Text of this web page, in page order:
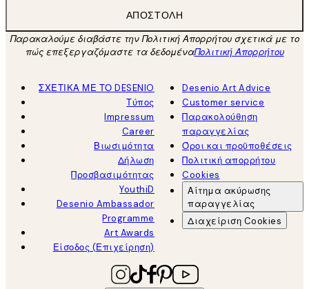
ΑΠΟΣΤΟΛΉ
Παρακαλούμε διαβάστε την Πολιτική Απορρήτου σχετικά με το
πώς επεξεργαζόμαστε τα δεδομέναΠολιτική Απορρήτου
ΣΧΕΤΙΚΑ ΜΕ ΤΟ DESENIO
Τύπος
Impressum
Career
Βιωσιμότητα
Δήλωση
Προσβασιμότητας
YouthiD
Desenio Ambassador
Programme
Art Awards
Είσοδος (Επιχείρηση)
Desenio Art Advice
Customer service
Παρακολούθηση
παραγγελίας
Όροι και προϋποθέσεις
Πολιτική απορρήτου
Cookies
Αίτημα ακύρωσης
παραγγελίας
Διαχείριση Cookies